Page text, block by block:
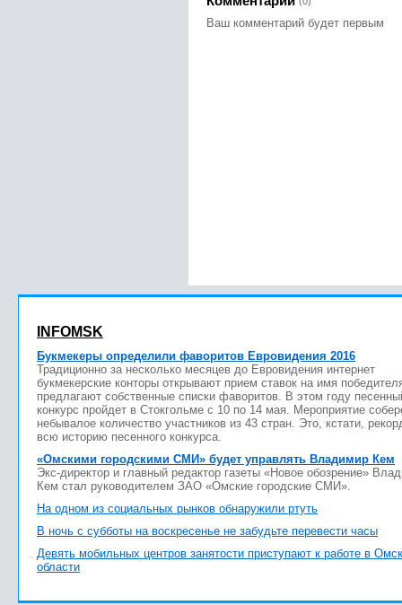
Ваш комментарий будет первым
INFOMSK
Букмекеры определили фаворитов Евровидения 2016
Традиционно за несколько месяцев до Евровидения интернет
букмекерские конторы открывают прием ставок на имя
предлагают собственные списки фаворитов. В этом году
конкурс пройдет в Стокгольме с 10 по 14 мая. Мероприятие
небывалое количество участников из 43 стран. Это, кстати,
всю историю песенного конкурса.
«Омскими городскими СМИ» будет управлять Владимир Кем
Экс-директор и главный редактор газеты «Новое обозрение»
Кем стал руководителем ЗАО «Омские городские СМИ».
На одном из социальных рынков обнаружили ртуть
В ночь с субботы на воскресенье не забудьте перевести часы
Девять мобильных центров занятости приступают к работе в
области